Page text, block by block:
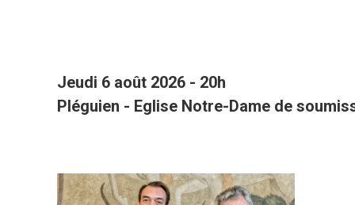
Jeudi 6 août 2026 - 20h
Pléguien - Eglise Notre-Dame de